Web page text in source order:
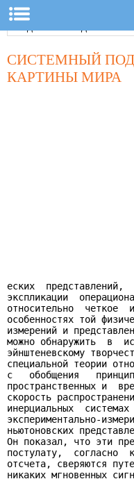
СИСТЕМНЫЙ
КАРТИНЫ МИРА
еских  представлений,
экспликации
относительно  четкое
особенностях той
измерений и
можно обнаружить  в
эйнштеневскому
специальной теории
с   обобщения
пространственных и
скорость
инерциальных
экспериментально-
ньютоновских
Он показал, что эти
постулату,  согласно
отсчета, сверяются
никаких мгновенных